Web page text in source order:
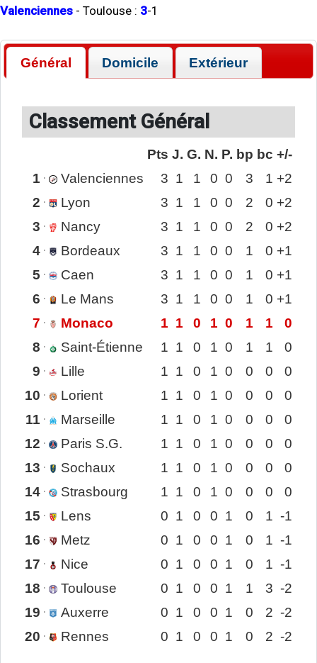
Valenciennes - Toulouse : 3-1
Général Domicile Extérieur
Classement Général
Pts J. G. N. P. bp bc +/-
1
Valenciennes 3 1 1 0 0 3 1 +2
2
Lyon 3 1 1 0 0 2 0 +2
3
Nancy 3 1 1 0 0 2 0 +2
4
Bordeaux 3 1 1 0 0 1 0 +1
5
Caen 3 1 1 0 0 1 0 +1
6
Le Mans 3 1 1 0 0 1 0 +1
7
Monaco 1 1 0 1 0 1 1
0
8
Saint-Étienne 1 1 0 1 0 1 1
0
9
Lille 1 1 0 1 0 0 0
0
10
Lorient 1 1 0 1 0 0 0
0
11
Marseille 1 1 0 1 0 0 0
0
12
Paris S.G. 1 1 0 1 0 0 0
0
13
Sochaux 1 1 0 1 0 0 0
0
14
Strasbourg 1 1 0 1 0 0 0
0
15
Lens 0 1 0 0 1 0 1 -1
16
Metz 0 1 0 0 1 0 1 -1
17
Nice 0 1 0 0 1 0 1 -1
18
Toulouse 0 1 0 0 1 1 3 -2
19
Auxerre 0 1 0 0 1 0 2 -2
20
Rennes 0 1 0 0 1 0 2 -2